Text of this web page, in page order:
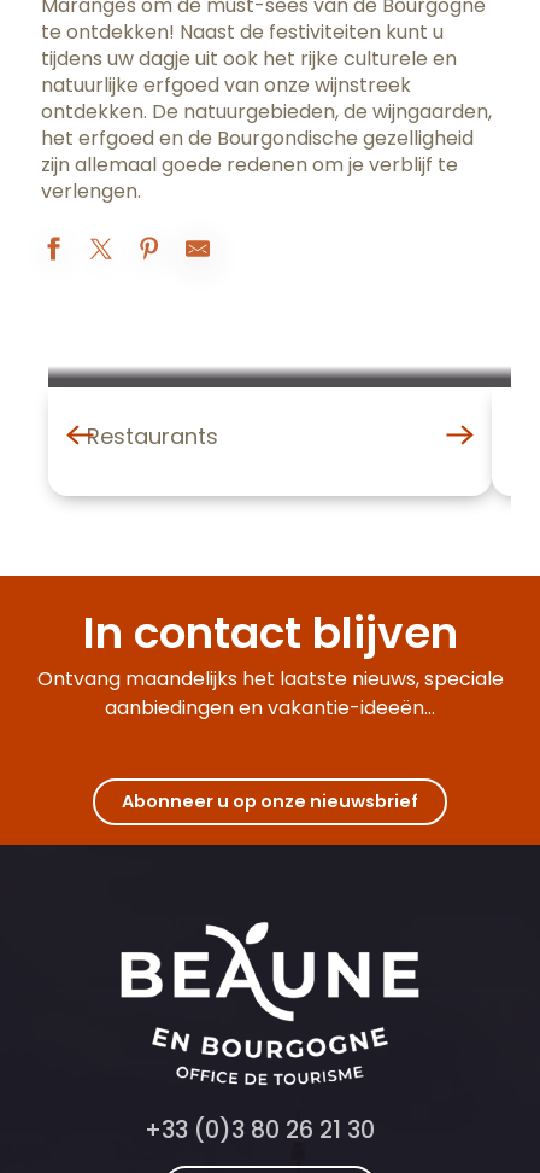
te ontdekken! Naast de festiviteiten kunt u
tijdens uw dagje uit ook het rijke culturele en
natuurlijke erfgoed van onze wijnstreek
ontdekken. De natuurgebieden, de wijngaarden,
het erfgoed en de Bourgondische gezelligheid
zijn allemaal goede redenen om je verblijf te
verlengen.
Fermé temporairement : Musée des Beaux-Arts de Beaune
Cité des Climats et vins de Bourgogne - Beaune
Les Tapisseries de la Vierge
Château de Coraboeuf
Restaurants
In contact blijven
Ontvang maandelijks het laatste nieuws, speciale
aanbiedingen en vakantie-ideeën...
Abonneer u op onze nieuwsbrief
+33 (0)3 80 26 21 30